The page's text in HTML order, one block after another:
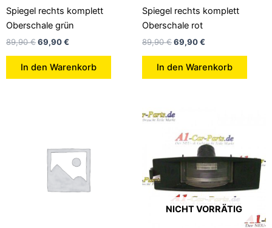
Spiegel rechts komplett
Oberschale grün
89,90€69,90€
In den Warenkorb
Spiegel rechts komplett
Oberschale rot
89,90€69,90€
In den Warenkorb
NICHT VORRÄTIG